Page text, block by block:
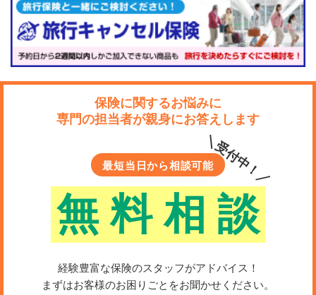
保険に関するお悩みに
専門の担当者が親身にお答えします
最短当日から相談可能
無 料 相 談
＼受付中！／
経験豊富な保険のスタッフがアドバイス！
まずはお客様のお困りごとをお聞かせください。